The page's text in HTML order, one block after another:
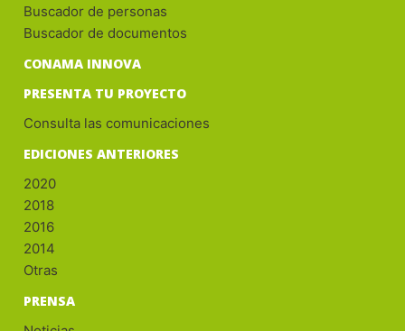
Buscador de personas
Buscador de documentos
CONAMA INNOVA
PRESENTA TU PROYECTO
Consulta las comunicaciones
EDICIONES ANTERIORES
2020
2018
2016
2014
Otras
PRENSA